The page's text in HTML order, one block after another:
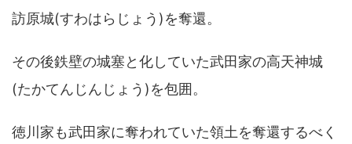
訪原城(すわはらじょう)を奪還。
その後鉄壁の城塞と化していた武田家の高天神城
(たかてんじんじょう)を包囲。
徳川家も武田家に奪われていた領土を奪還するべく